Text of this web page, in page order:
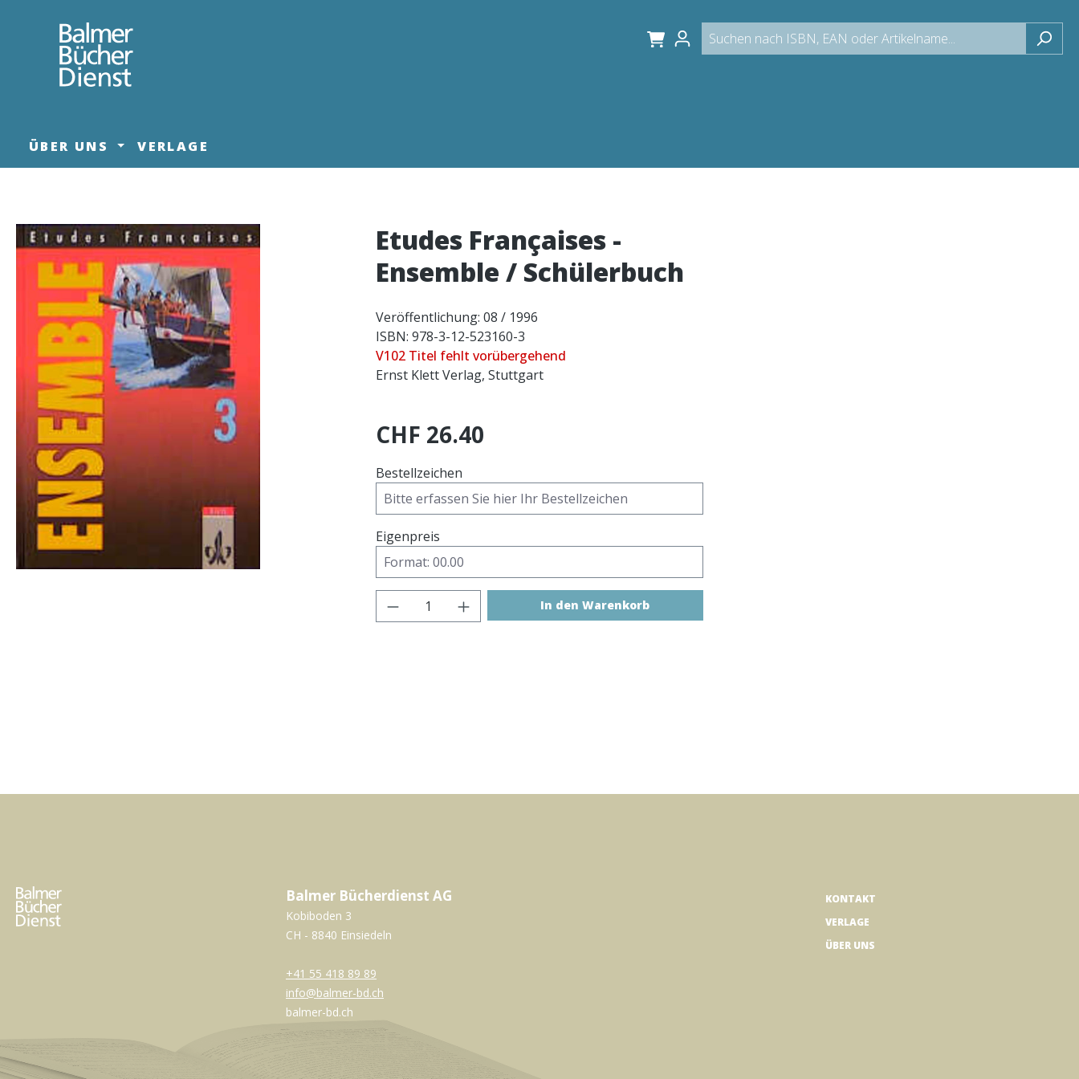
Zur Hauptnavigation springen
ÜBER UNS VERLAGE
Bildergalerie überspringen
Etudes Françaises -
Ensemble / Schülerbuch
Veröffentlichung: 08 / 1996
ISBN: 978-3-12-523160-3
V102 Titel fehlt vorübergehend
Ernst Klett Verlag, Stuttgart
CHF 26.40
Bestellzeichen
Eigenpreis
Produkt Anzahl: Gib den gewünschten Wert ein oder benutze die
In den Warenkorb
Balmer Bücherdienst AG
Kobiboden 3
CH - 8840 Einsiedeln
+41 55 418 89 89
info@balmer-bd.ch
balmer-bd.ch
KONTAKT
VERLAGE
ÜBER UNS